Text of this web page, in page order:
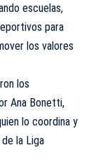
escuelas,
para
los valores
los
Ana Bonetti,
lo coordina y
la Liga